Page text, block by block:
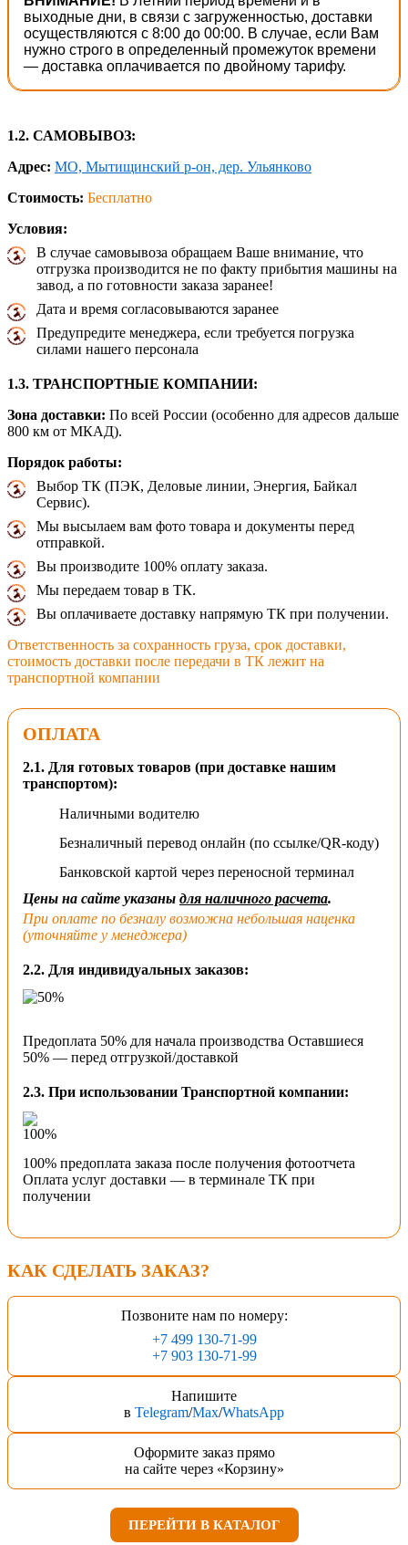
выходные дни, в связи с загруженностью, доставки
осуществляются с 8:00 до 00:00. В случае, если Вам
нужно строго в определенный промежуток времени
— доставка оплачивается по двойному тарифу.
1.2. САМОВЫВОЗ:
Адрес: МО, Мытищинский р-он, дер. Ульянково
Стоимость: Бесплатно
Условия:
В случае самовывоза обращаем Ваше внимание, что
отгрузка производится не по факту прибытия машины на
завод, а по готовности заказа заранее!
Дата и время согласовываются заранее
Предупредите менеджера, если требуется погрузка
силами нашего персонала
1.3. ТРАНСПОРТНЫЕ КОМПАНИИ:
Зона доставки: По всей России (особенно для адресов дальше
800 км от МКАД).
Порядок работы:
Выбор ТК (ПЭК, Деловые линии, Энергия, Байкал
Сервис).
Мы высылаем вам фото товара и документы перед
отправкой.
Вы производите 100% оплату заказа.
Мы передаем товар в ТК.
Вы оплачиваете доставку напрямую ТК при получении.
Ответственность за сохранность груза, срок доставки,
стоимость доставки после передачи в ТК лежит на
транспортной компании
ОПЛАТА
2.1. Для готовых товаров (при доставке нашим
транспортом):
Наличными водителю
Безналичный перевод онлайн (по ссылке/QR-коду)
Банковской картой через переносной терминал
Цены на сайте указаны для наличного расчета.
При оплате по безналу возможна небольшая наценка
(уточняйте у менеджера)
2.2. Для индивидуальных заказов:
Предоплата 50% для начала производства Оставшиеся
50% — перед отгрузкой/доставкой
2.3. При использовании Транспортной компании:
100% предоплата заказа после получения фотоотчета
Оплата услуг доставки — в терминале ТК при
получении
КАК СДЕЛАТЬ ЗАКАЗ?
Позвоните нам по номеру:
+7 499 130-71-99
+7 903 130-71-99
Напишите
в Telegram/Max/WhatsApp
Оформите заказ прямо
на сайте через «Корзину»
ПЕРЕЙТИ В КАТАЛОГ